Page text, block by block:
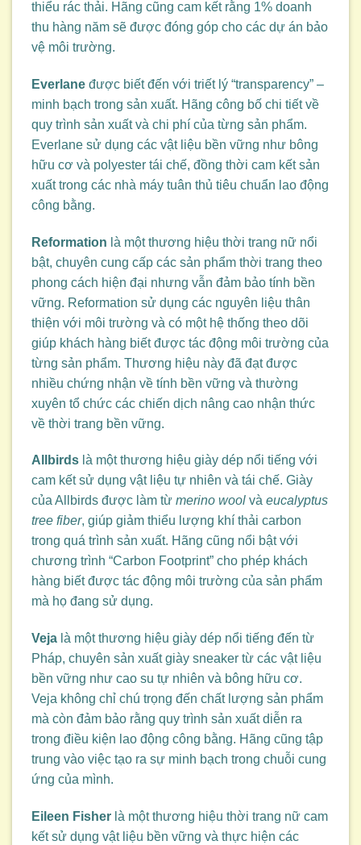
thiểu rác thải. Hãng cũng cam kết rằng 1% doanh
thu hàng năm sẽ được đóng góp cho các dự án bảo
vệ môi trường.
Everlane được biết đến với triết lý “transparency” –
minh bạch trong sản xuất. Hãng công bố chi tiết về
quy trình sản xuất và chi phí của từng sản phẩm.
Everlane sử dụng các vật liệu bền vững như bông
hữu cơ và polyester tái chế, đồng thời cam kết sản
xuất trong các nhà máy tuân thủ tiêu chuẩn lao động
công bằng.
Reformation là một thương hiệu thời trang nữ nổi
bật, chuyên cung cấp các sản phẩm thời trang theo
phong cách hiện đại nhưng vẫn đảm bảo tính bền
vững. Reformation sử dụng các nguyên liệu thân
thiện với môi trường và có một hệ thống theo dõi
giúp khách hàng biết được tác động môi trường của
từng sản phẩm. Thương hiệu này đã đạt được
nhiều chứng nhận về tính bền vững và thường
xuyên tổ chức các chiến dịch nâng cao nhận thức
về thời trang bền vững.
Allbirds là một thương hiệu giày dép nổi tiếng với
cam kết sử dụng vật liệu tự nhiên và tái chế. Giày
của Allbirds được làm từ merino wool và eucalyptus
tree fiber, giúp giảm thiểu lượng khí thải carbon
trong quá trình sản xuất. Hãng cũng nổi bật với
chương trình “Carbon Footprint” cho phép khách
hàng biết được tác động môi trường của sản phẩm
mà họ đang sử dụng.
Veja là một thương hiệu giày dép nổi tiếng đến từ
Pháp, chuyên sản xuất giày sneaker từ các vật liệu
bền vững như cao su tự nhiên và bông hữu cơ.
Veja không chỉ chú trọng đến chất lượng sản phẩm
mà còn đảm bảo rằng quy trình sản xuất diễn ra
trong điều kiện lao động công bằng. Hãng cũng tập
trung vào việc tạo ra sự minh bạch trong chuỗi cung
ứng của mình.
Eileen Fisher là một thương hiệu thời trang nữ cam
kết sử dụng vật liệu bền vững và thực hiện các